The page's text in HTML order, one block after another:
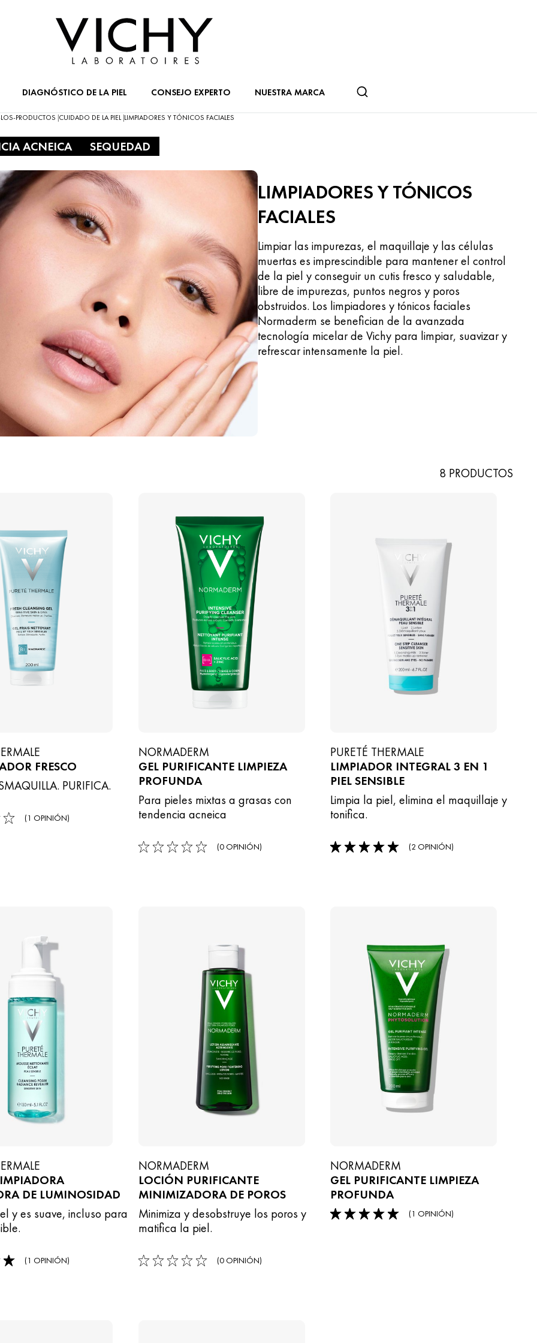
DIAGNÓSTICO DE LA PIEL CONSEJO EXPERTO NUESTRA MARCA
PRODUCTOSCUIDADO DE LA PIELLIMPIADORES Y TÓNICOS FACIALES
ACNEICA SEQUEDAD
LIMPIADORES Y TÓNICOS
FACIALES
Limpiar las impurezas, el maquillaje y las células
muertas es imprescindible para mantener el control
de la piel y conseguir un cutis fresco y saludable,
libre de impurezas, puntos negros y poros
obstruidos. Los limpiadores y tónicos faciales
Normaderm se benefician de la avanzada
tecnología micelar de Vichy para limpiar, suavizar y
refrescar intensamente la piel.
8 PRODUCTOS
FRESCO
PURIFICA.
(1 OPINIÓN)
NORMADERM
GEL PURIFICANTE LIMPIEZA
PROFUNDA
Para pieles mixtas a grasas con
tendencia acneica
0/5 (0 OPINIÓN)
PURETÉ THERMALE
LIMPIADOR INTEGRAL 3 EN 1
PIEL SENSIBLE
Limpia la piel, elimina el maquillaje y
tonifica.
5/5 (2 OPINIÓN)
DE LUMINOSIDAD
y es suave, incluso para
(1 OPINIÓN)
NORMADERM
LOCIÓN PURIFICANTE
MINIMIZADORA DE POROS
Minimiza y desobstruye los poros y
matifica la piel.
0/5 (0 OPINIÓN)
NORMADERM
GEL PURIFICANTE LIMPIEZA
PROFUNDA
5/5 (1 OPINIÓN)